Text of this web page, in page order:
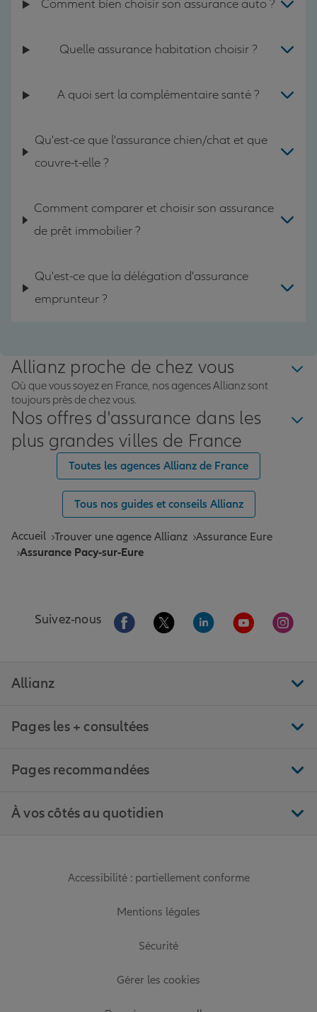
Comment bien choisir son assurance auto ?
Quelle assurance habitation choisir ?
A quoi sert la complémentaire santé ?
Qu'est-ce que l'assurance chien/chat et que
couvre-t-elle ?
Comment comparer et choisir son assurance
de prêt immobilier ?
Qu'est-ce que la délégation d'assurance
emprunteur ?
Allianz proche de chez vous
Où que vous soyez en France, nos agences Allianz sont
toujours près de chez vous.
Nos offres d'assurance dans les
plus grandes villes de France
Toutes les agences Allianz de France
Tous nos guides et conseils Allianz
Accueil Trouver une agence Allianz Assurance Eure
Assurance Pacy-sur-Eure
Suivez-nous Aller sur la page Facebook de Allianz
Aller sur la page Twitter de
Aller sur la page
Aller sur la
Aller
Allianz
Pages les + consultées
Pages recommandées
À vos côtés au quotidien
Accessibilité : partiellement conforme
Mentions légales
Sécurité
Gérer les cookies